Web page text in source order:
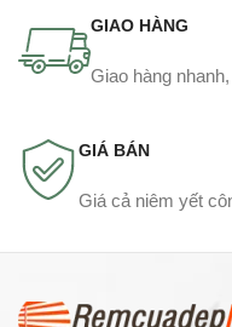
GIAO HÀNG
Giao hàng
GIÁ BÁN
Giá cả niêm yết